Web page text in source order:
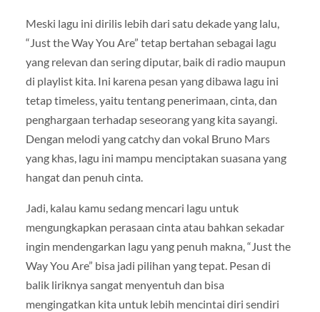
Meski lagu ini dirilis lebih dari satu dekade yang lalu,
“Just the Way You Are” tetap bertahan sebagai lagu
yang relevan dan sering diputar, baik di radio maupun
di playlist kita. Ini karena pesan yang dibawa lagu ini
tetap timeless, yaitu tentang penerimaan, cinta, dan
penghargaan terhadap seseorang yang kita sayangi.
Dengan melodi yang catchy dan vokal Bruno Mars
yang khas, lagu ini mampu menciptakan suasana yang
hangat dan penuh cinta.
Jadi, kalau kamu sedang mencari lagu untuk
mengungkapkan perasaan cinta atau bahkan sekadar
ingin mendengarkan lagu yang penuh makna, “Just the
Way You Are” bisa jadi pilihan yang tepat. Pesan di
balik liriknya sangat menyentuh dan bisa
mengingatkan kita untuk lebih mencintai diri sendiri